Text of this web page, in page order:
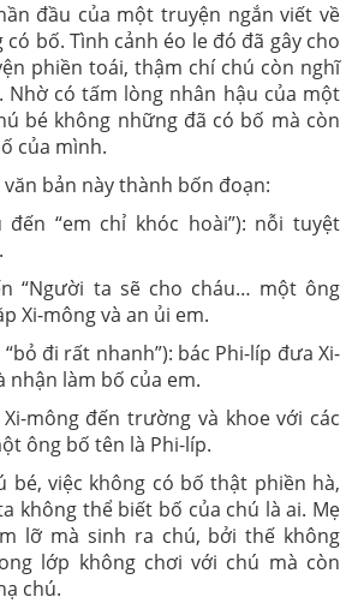
đầu của một truyện ngắn viết về
bố. Tình cảnh éo le đó đã gây cho
phiền toái, thậm chí chú còn nghĩ
Nhờ có tấm lòng nhân hậu của một
bé không những đã có bố mà còn
của mình.
bản này thành bốn đoạn:
“em chỉ khóc hoài”): nỗi tuyệt
“Người ta sẽ cho cháu… một ông
Xi-mông và an ủi em.
đi rất nhanh”): bác Phi-líp đưa Xi-
nhận làm bố của em.
mông đến trường và khoe với các
ông bố tên là Phi-líp.
bé, việc không có bố thật phiền hà,
không thể biết bố của chú là ai. Mẹ
lỡ mà sinh ra chú, bởi thế không
lớp không chơi với chú mà còn
chú.